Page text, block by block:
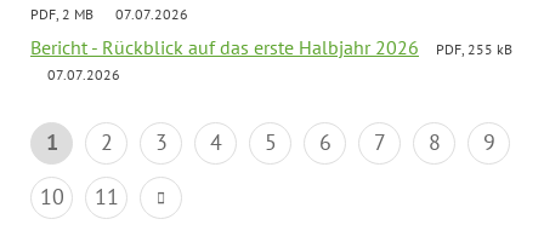
PDF, 2 MB 07.07.2026
Bericht - Rückblick auf das erste Halbjahr 2026
PDF, 255 kB
07.07.2026
1 2 3 4 5 6 7 8
9
10
11